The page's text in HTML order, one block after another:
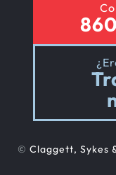
© Claggett, Sykes